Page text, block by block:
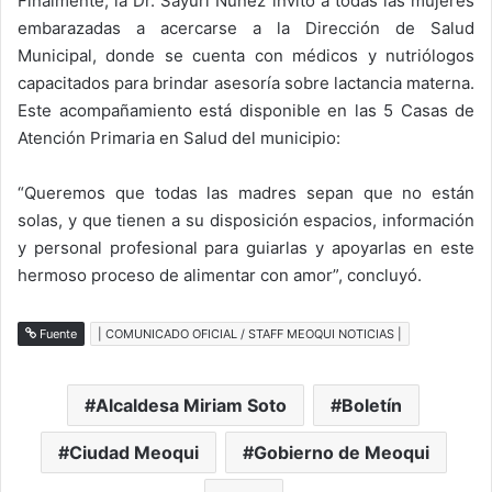
embarazadas a acercarse a la Dirección de Salud
Municipal, donde se cuenta con médicos y nutriólogos
capacitados para brindar asesoría sobre lactancia materna.
Este acompañamiento está disponible en las 5 Casas de
Atención Primaria en Salud del municipio:
“Queremos que todas las madres sepan que no están
solas, y que tienen a su disposición espacios, información
y personal profesional para guiarlas y apoyarlas en este
hermoso proceso de alimentar con amor”, concluyó.
Fuente | COMUNICADO OFICIAL / STAFF MEOQUI NOTICIAS |
Alcaldesa Miriam Soto Boletín
Ciudad Meoqui Gobierno de Meoqui